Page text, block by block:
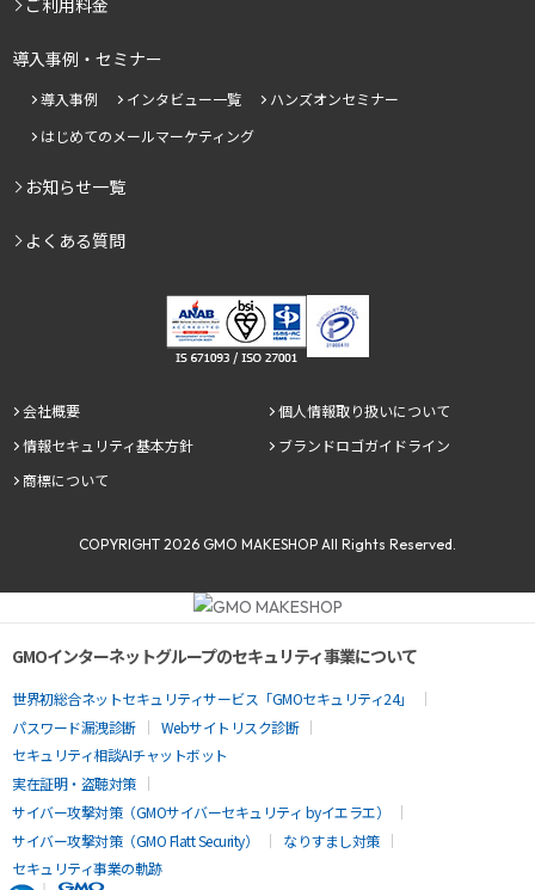
ご利用料金
導入事例・セミナー
導入事例 インタビュー一覧 ハンズオンセミナー
はじめてのメールマーケティング
お知らせ一覧
よくある質問
会社概要
個人情報取り扱いについて
情報セキュリティ基本方針
ブランドロゴガイドライン
商標について
COPYRIGHT 2026 GMO MAKESHOP All Rights Reserved.
GMOインターネットグループのセキュリティ事業について
世界初総合ネットセキュリティサービス「GMOセキュリティ24」
パスワード漏洩診断
Webサイトリスク診断
セキュリティ相談AIチャットボット
実在証明・盗聴対策
サイバー攻撃対策（GMOサイバーセキュリティ byイエラエ）
サイバー攻撃対策（GMO Flatt Security）
なりすまし対策
セキュリティ事業の軌跡